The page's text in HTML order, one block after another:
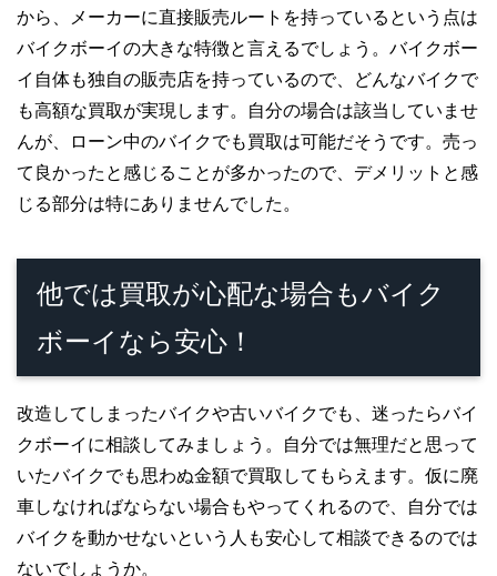
から、メーカーに直接販売ルートを持っているという点は
バイクボーイの大きな特徴と言えるでしょう。バイクボー
イ自体も独自の販売店を持っているので、どんなバイクで
も高額な買取が実現します。自分の場合は該当していませ
んが、ローン中のバイクでも買取は可能だそうです。売っ
て良かったと感じることが多かったので、デメリットと感
じる部分は特にありませんでした。
他では買取が心配な場合もバイク
ボーイなら安心！
改造してしまったバイクや古いバイクでも、迷ったらバイ
クボーイに相談してみましょう。自分では無理だと思って
いたバイクでも思わぬ金額で買取してもらえます。仮に廃
車しなければならない場合もやってくれるので、自分では
バイクを動かせないという人も安心して相談できるのでは
ないでしょうか。